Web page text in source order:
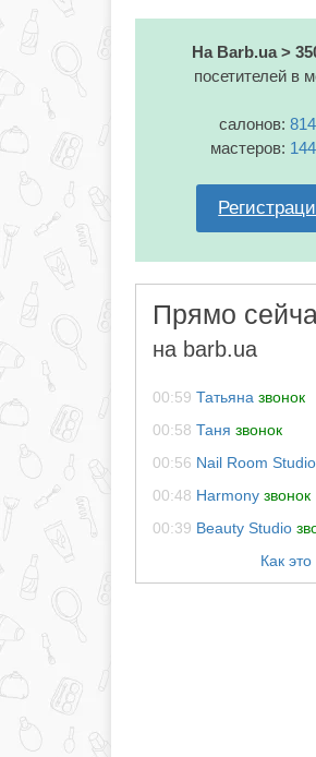
На Barb.ua >
посетителей в
салонов:
мастеров:
Прямо
на barb.ua
00:59 Татьяна звонок
00:58 Таня звонок
00:56 Nail Room Studio
00:48 Harmony звонок
00:39 Beauty Studio